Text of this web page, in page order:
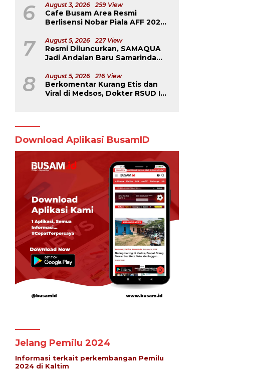
6 August 3, 2026 259 View
Cafe Busam Area Resmi
Berlisensi Nobar Piala AFF 2026,
Samarinda
7 August 5, 2026 227 View
Resmi Diluncurkan, SAMAQUA
Jadi Andalan Baru Samarinda
8 August 5, 2026 216 View
Berkomentar Kurang Etis dan
Viral di Medsos, Dokter RSUD IA
Download Aplikasi BusamID
Jelang Pemilu 2024
Informasi terkait perkembangan Pemilu
2024 di Kaltim